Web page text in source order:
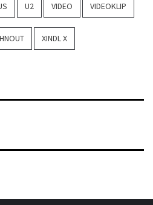
U2 VIDEO VIDEOKLIP
XINDL X